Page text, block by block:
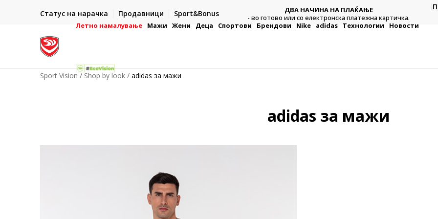
Статус на нарачка Продавници Sport&Bonus
- на сите нарачки во готово или со електронска платежна
ДВА НАЧИНА НА ПЛАЌАЊЕ
- во готово или со електронска платежна картичка.
Летно намалување Мажи Жени Деца Спортови Брендови Nike adidas Технологии Новости
Sport Vision Shop by look adidas за мажи
adidas за мажи